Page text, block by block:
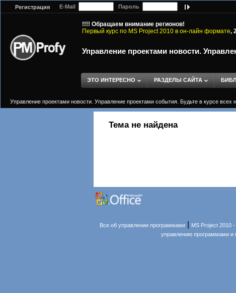
Регистрация E-Mail Пароль
!!!! Обращаем внимание регионов!
Первый курс по MS Project 2010 в он-лайн формате,
Управление проектами новости.
ЭТО ИНТЕРЕСНО РАЗДЕЛЫ САЙТА
Управление проектами новости. Управление проектами события. Будьте в курсе всех
Тема не найдена
Все об управлении программами MS Project 2010
управлению программами и